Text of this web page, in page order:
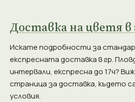
Доставка на цветя в
Искате подробности за
експресната доставка в гр.
интервали, експресна до 17ч?
страница за доставка, където
условия.